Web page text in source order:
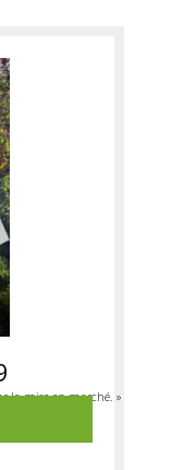
la mise en marché. »